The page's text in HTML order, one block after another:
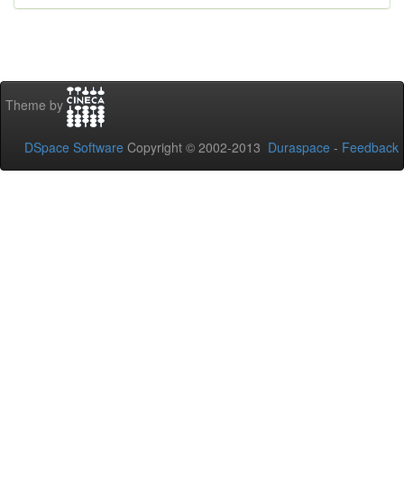
Theme by
DSpace Software Copyright © 2002-2013 Duraspace - Feedback